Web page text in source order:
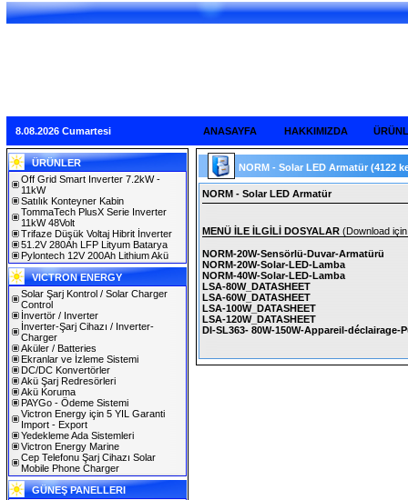
8.08.2026 Cumartesi ANASAYFA HAKKIMIZDA
ÜRÜNLER
Off Grid Smart Inverter 7.2kW -
11kW
Satılık Konteyner Kabin
TommaTech PlusX Serie Inverter
11kW 48Volt
Trifaze Düşük Voltaj Hibrit İnverter
51.2V 280Ah LFP Lityum Batarya
Pylontech 12V 200Ah Lithium Akü
VICTRON ENERGY
Solar Şarj Kontrol / Solar Charger
Control
İnvertör / Inverter
İnverter-Şarj Cihazı / Inverter-
Charger
Aküler / Batteries
Ekranlar ve İzleme Sistemi
DC/DC Konvertörler
Akü Şarj Redresörleri
Akü Koruma
PAYGo - Ödeme Sistemi
Victron Energy için 5 YIL Garanti
Import - Export
Yedekleme Ada Sistemleri
Victron Energy Marine
Cep Telefonu Şarj Cihazı Solar
Mobile Phone Charger
GÜNEŞ PANELLERI
NORM - Solar LED Armatür (4122
NORM - Solar LED Armatür
MENÜ İLE İLGİLİ DOSYALAR (Download
NORM-20W-Sensörlü-Duvar-Armatürü
NORM-20W-Solar-LED-Lamba
NORM-40W-Solar-LED-Lamba
LSA-80W_DATASHEET
LSA-60W_DATASHEET
LSA-100W_DATASHEET
LSA-120W_DATASHEET
DI-SL363- 80W-150W-Appareil-déclairage-